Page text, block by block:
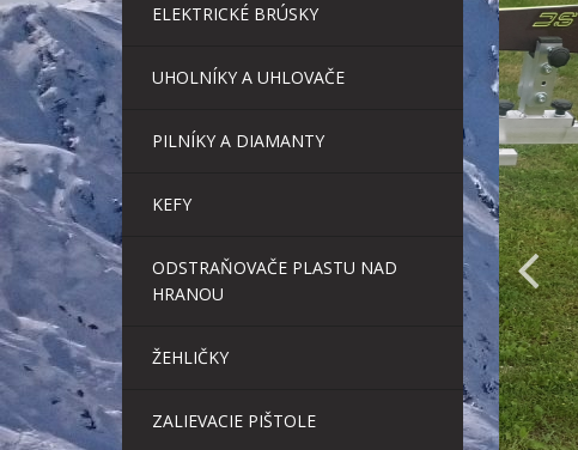
ELEKTRICKÉ BRÚSKY
UHOLNÍKY A UHLOVAČE
PILNÍKY A DIAMANTY
KEFY
ODSTRAŇOVAČE PLASTU NAD
HRANOU
ŽEHLIČKY
ZALIEVACIE PIŠTOLE